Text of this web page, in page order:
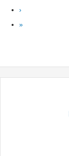
›
»